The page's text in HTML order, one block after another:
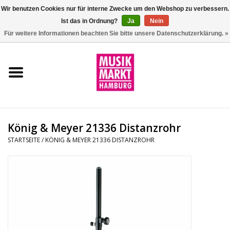
Aktion
Drums
König & Meyer 21336 Distanzrohr
STARTSEITE/ KÖNIG & MEYER 21336 DISTANZROHR
Wir benutzen Cookies nur für interne Zwecke um den Webshop zu verbessern.
Ist das in Ordnung?
Ja
Nein
Für weitere Informationen beachten Sie bitte unsere Datenschutzerklärung. »